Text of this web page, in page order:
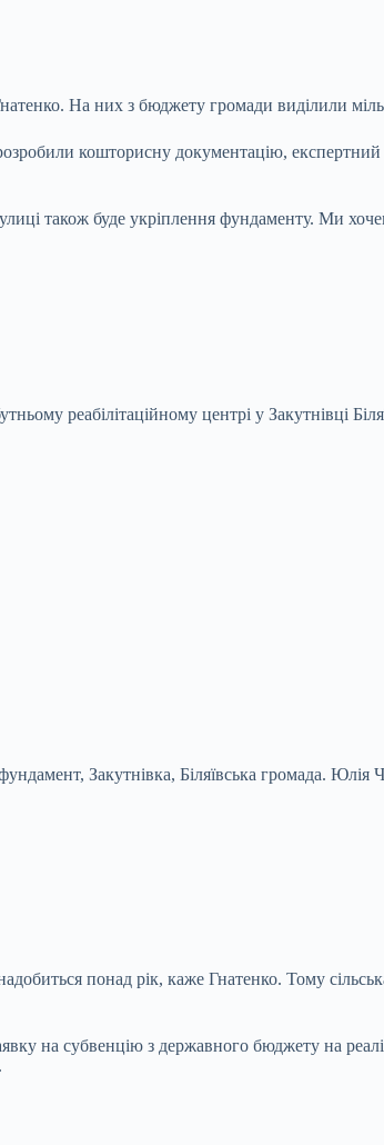
На них з бюджету громади виділили
кошторисну документацію,
також буде укріплення фундаменту. Ми
реабілітаційному центрі у Закутнівці
Закутнівка, Біляївська громада. Юлія
понад рік, каже Гнатенко. Тому
на субвенцію з державного бюджету на